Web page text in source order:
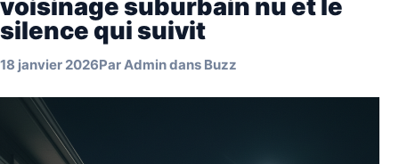
voisinage suburbain nu et le
silence qui suivit
18 janvier 2026ParAdmindans Buzz